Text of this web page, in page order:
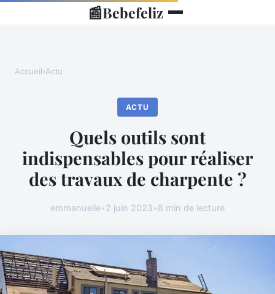
📰Bebefeliz
Accueil›Actu
ACTU
Quels outils sont
indispensables pour réaliser
des travaux de charpente ?
emmanuelle•2 juin 2023•8 min de lecture